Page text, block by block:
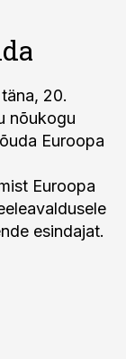
20.
nõukogu
Euroopa
Euroopa
esindajat.